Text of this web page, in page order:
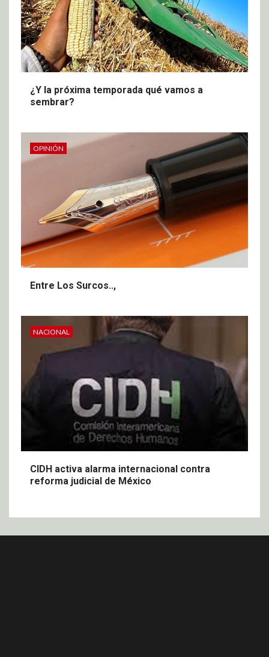
¿Y la próxima temporada qué vamos a
sembrar?
OPINIÓN
Entre Los Surcos..,
NACIONAL
CIDH activa alarma internacional contra
reforma judicial de México